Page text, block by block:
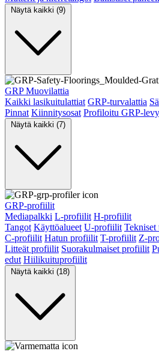
Näytä kaikki (9)
GRP Muovilattia
Kaikki lasikuitulattiat GRP-turvalattia
Pinnat Kiinnitysosat Profiloitu GRP-levy
Näytä kaikki (7)
GRP-profiilit
Mediapalkki L-profiilit H-profiilit
Tangot Käyttöalueet U-profiilit Tekniset
C-profiilit Hatun profiilit T-profiilit Z-
Litteät profiilit Suorakulmaiset profiilit
edut Hiilikuituprofiilit
Näytä kaikki (18)